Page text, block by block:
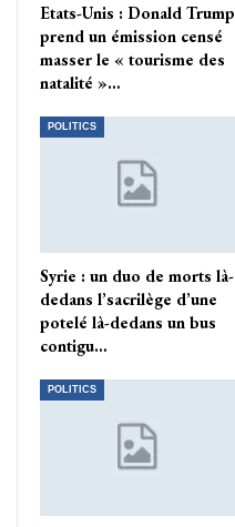
Etats-Unis : Donald Trump
prend un émission censé
masser le « tourisme des
natalité »…
POLITICS
Syrie : un duo de morts là-
dedans l’sacrilège d’une
potelé là-dedans un bus
contigu…
POLITICS